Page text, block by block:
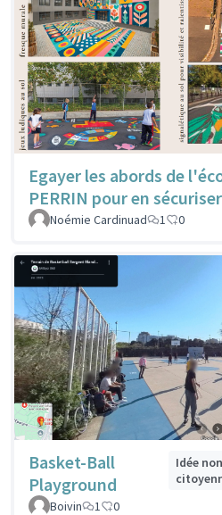
Egayer les abords de
PERRIN pour en
Noémie Cardinuad
1 0
Basket-Ball
Playground
Idée
Boivin
1 0